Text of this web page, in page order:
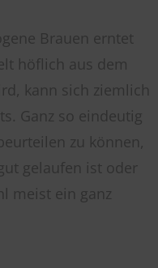
Brauen erntet
höflich aus dem
kann sich ziemlich
Ganz so eindeutig
zu können,
gelaufen ist oder
meist ein ganz